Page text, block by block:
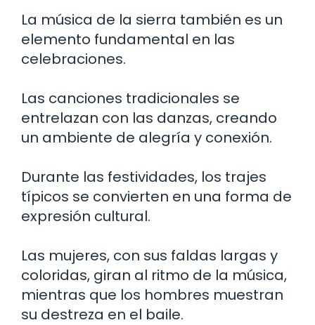
La música de la sierra también es un
elemento fundamental en las
celebraciones.
Las canciones tradicionales se
entrelazan con las danzas, creando
un ambiente de alegría y conexión.
Durante las festividades, los trajes
típicos se convierten en una forma de
expresión cultural.
Las mujeres, con sus faldas largas y
coloridas, giran al ritmo de la música,
mientras que los hombres muestran
su destreza en el baile.